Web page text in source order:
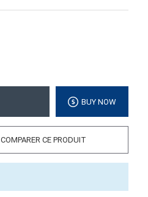
BUY NOW
COMPARER CE PRODUIT